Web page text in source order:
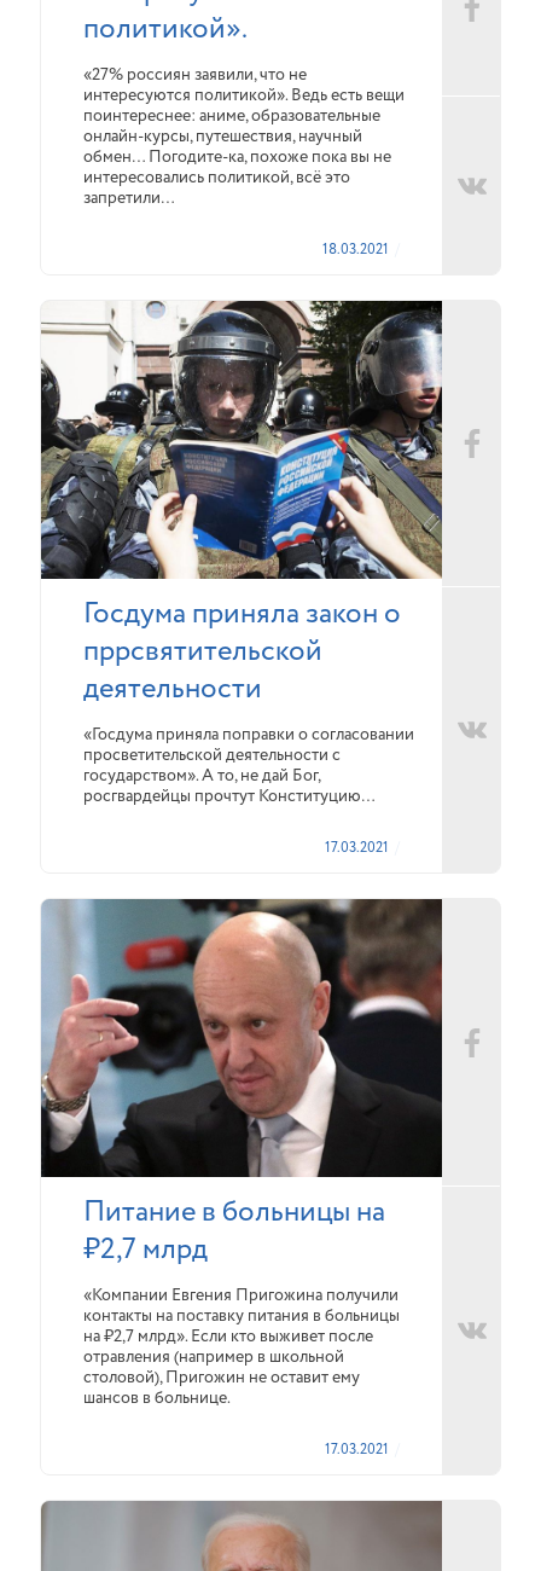
политикой».
«27% россиян заявили, что не
интересуются политикой». Ведь есть вещи
поинтереснее: аниме, образовательные
онлайн-курсы, путешествия, научный
обмен… Погодите-ка, похоже пока вы не
интересовались политикой, всё это
запретили…
18.03.2021
Госдума приняла закон о
пррсвятительской
деятельности
«Госдума приняла поправки о согласовании
просветительской деятельности с
государством». А то, не дай Бог,
росгвардейцы прочтут Конституцию…
17.03.2021
Питание в больницы на
₽2,7 млрд
«Компании Евгения Пригожина получили
контакты на поставку питания в больницы
на ₽2,7 млрд». Если кто выживет после
отравления (например в школьной
столовой), Пригожин не оставит ему
шансов в больнице.
17.03.2021